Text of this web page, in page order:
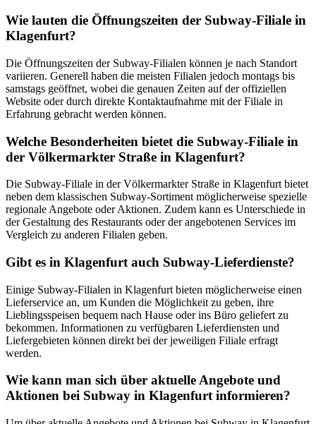
Wie lauten die Öffnungszeiten der Subway-Filiale in
Klagenfurt?
Die Öffnungszeiten der Subway-Filialen können je nach Standort
variieren. Generell haben die meisten Filialen jedoch montags bis
samstags geöffnet, wobei die genauen Zeiten auf der offiziellen
Website oder durch direkte Kontaktaufnahme mit der Filiale in
Erfahrung gebracht werden können.
Welche Besonderheiten bietet die Subway-Filiale in
der Völkermarkter Straße in Klagenfurt?
Die Subway-Filiale in der Völkermarkter Straße in Klagenfurt bietet
neben dem klassischen Subway-Sortiment möglicherweise spezielle
regionale Angebote oder Aktionen. Zudem kann es Unterschiede in
der Gestaltung des Restaurants oder der angebotenen Services im
Vergleich zu anderen Filialen geben.
Gibt es in Klagenfurt auch Subway-Lieferdienste?
Einige Subway-Filialen in Klagenfurt bieten möglicherweise einen
Lieferservice an, um Kunden die Möglichkeit zu geben, ihre
Lieblingsspeisen bequem nach Hause oder ins Büro geliefert zu
bekommen. Informationen zu verfügbaren Lieferdiensten und
Liefergebieten können direkt bei der jeweiligen Filiale erfragt
werden.
Wie kann man sich über aktuelle Angebote und
Aktionen bei Subway in Klagenfurt informieren?